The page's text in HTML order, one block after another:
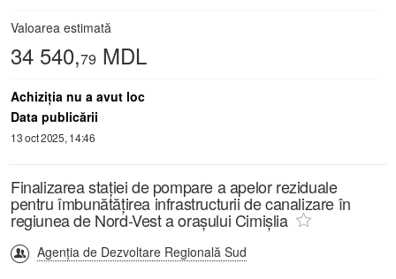
Valoarea estimată
34 540,79 MDL
Achiziţia nu a avut loc
Data publicării
13 oct 2025, 14:46
Finalizarea stației de pompare a apelor reziduale
pentru îmbunătățirea infrastructurii de canalizare în
regiunea de Nord-Vest a orașului Cimișlia
Agenția de Dezvoltare Regională Sud